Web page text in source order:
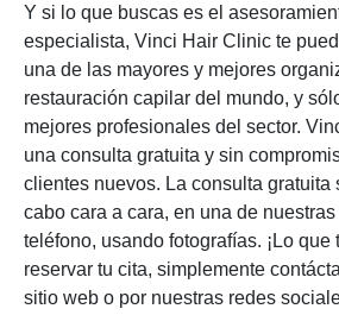
Y si lo que buscas es el
especialista, Vinci Hair Clinic te
una de las mayores y mejores
restauración capilar del mundo, y
mejores profesionales del sector.
una consulta gratuita y sin
clientes nuevos. La consulta gratuita
cabo cara a cara, en una de
teléfono, usando fotografías. ¡Lo que
reservar tu cita, simplemente
sitio web o por nuestras redes